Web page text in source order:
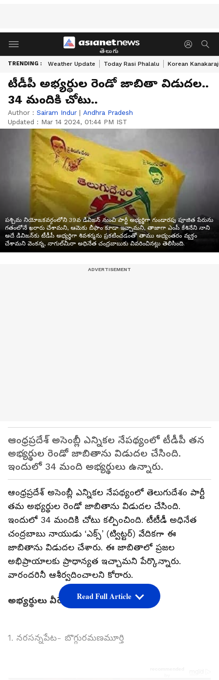
తెలుగు
TRENDING : Weather Update Today Rasi Phalalu Korean
టీడీపీ అభ్యర్థుల రెండో జాబితా విడుదల..
34 మందికి చోటు..
Author : Sairam Indur | Andhra Pradesh
Updated : Mar 14 2024, 01:44 PM IST
పశ్చిమ నియోజకవర్గంలోని 39వ డివిజన్‌ నుంచి పార్టీ అభ్యర్థిగా గుండారపు పూజిత పేరును
గతంలోనే ఖరారు చేశామని, ఆమెకు బీఫాం కూడా ఇచ్చామని, తాజాగా ఎంపీ కేశినేని నాని
అదే డివిజన్‌కు టీడీపీ అభ్యర్థిగా శివశర్మను ప్రకటించడంతో తాము అభ్యంతరం వ్యక్తం
చేశామని వెంకన్న, నాగుల్‌మీరా అధినేత చంద్రబాబుకు వివరించినట్లు తెలిసింది.
ఆంధ్రప్రదేశ్ అసెంబ్లీ ఎన్నికల నేపథ్యంలో టీడీపీ తన
అభ్యర్థుల రెండో జాబితాను విడుదల చేసింది.
ఇందులో 34 మంది అభ్యర్థులు ఉన్నారు.
ఆంధ్రప్రదేశ్ అసెంబ్లీ ఎన్నికల నేపథ్యంలో తెలుగుదేశం పార్టీ
తమ అభ్యర్థుల రెండో జాబితాను విడుదల చేసింది.
ఇందులో 34 మందికి చోటు కల్పించింది. టీటీడీ అధినేత
చంద్రబాబు నాయుడు ‘ఎక్స్’ (ట్విట్టర్) వేదికగా ఈ
జాబితాను విడుదల చేశారు. ఈ జాబితాలో ప్రజల
అభిప్రాయాలకు ప్రాధాన్యత ఇచ్చామని పేర్కొన్నారు.
వారందరినీ ఆశీర్వదించాలని కోరారు.
అభ్యర్థులు వీరే..
1. నరసన్నపేట- బొగ్గురమణమూర్తి
Read Full Article